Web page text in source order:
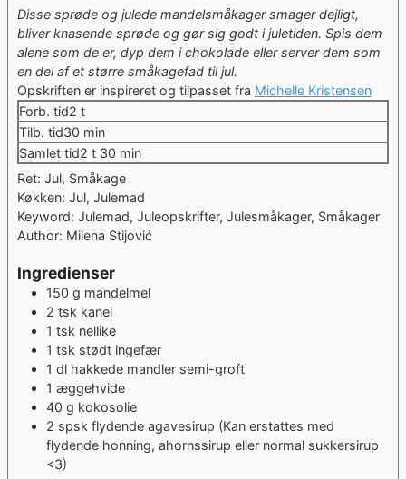
Disse sprøde og julede mandelsmåkager smager dejligt,
bliver knasende sprøde og gør sig godt i juletiden. Spis dem
alene som de er, dyp dem i chokolade eller server dem som
en del af et større småkagefad til jul.
Opskriften er inspireret og tilpasset fra Michelle Kristensen
Forb. tid2 timer
t
Tilb. tid30 minutter
min
Samlet tid2 timer
t 30 minutter
min
Ret: Jul, Småkage
Køkken: Jul, Julemad
Keyword: Julemad, Juleopskrifter, Julesmåkager, Småkager
Author: Milena Stijović
Ingredienser
150 g mandelmel
2 tsk kanel
1 tsk nellike
1 tsk stødt ingefær
1 dl hakkede mandler semi-groft
1 æggehvide
40 g kokosolie
2 spsk flydende agavesirup (Kan erstattes med
flydende honning, ahornssirup eller normal sukkersirup
<3)